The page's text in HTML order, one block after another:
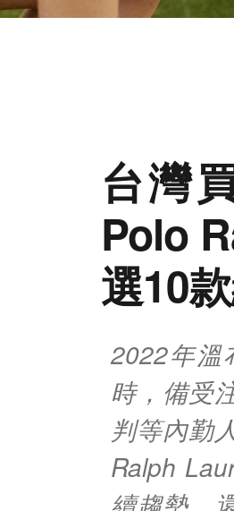
台灣
Polo
選10
2022年溫
時，備受
判等內勤
Ralph